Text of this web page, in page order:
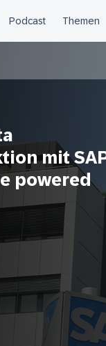
mit
powered